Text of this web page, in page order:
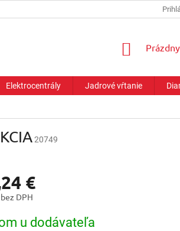
Elektrocentrály Jadrové vŕtanie
20749
€
DPH
u dodávateľa